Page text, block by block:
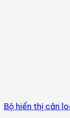
Bộ hiển thị cân